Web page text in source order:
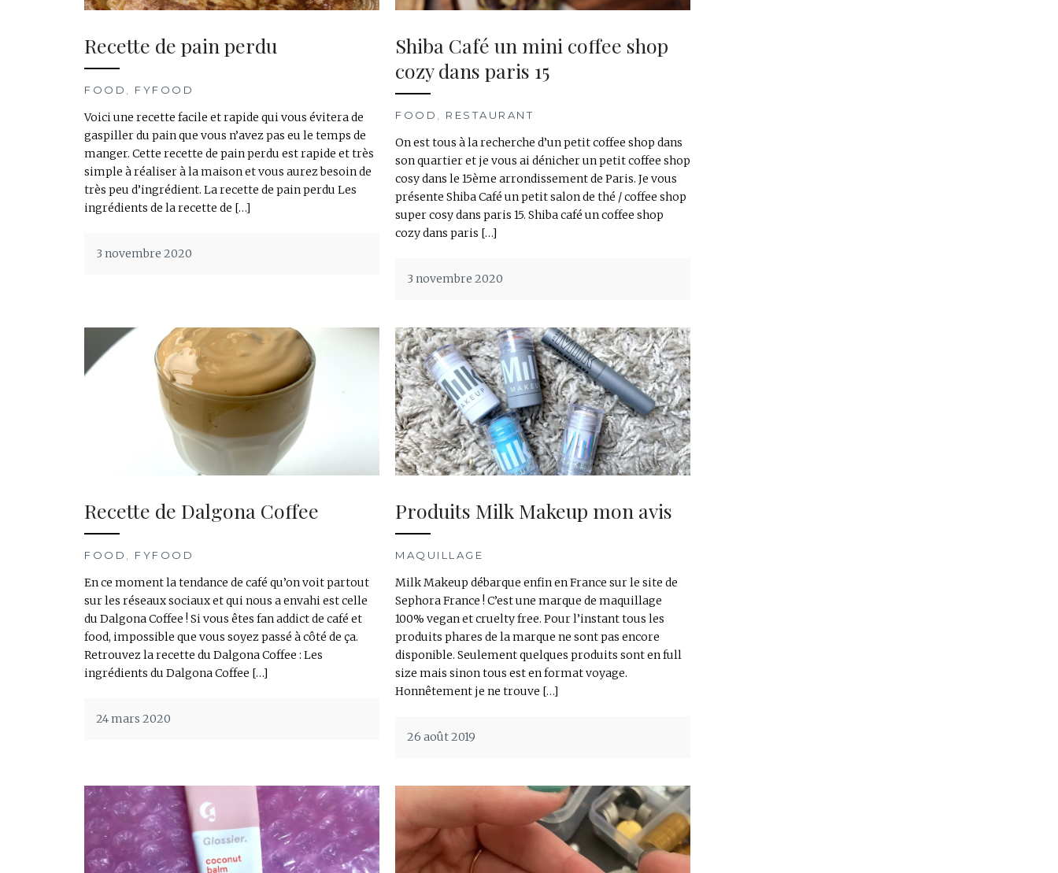
Recette de pain perdu
FOOD FYFOOD
Voici une recette facile et rapide qui vous évitera de
gaspiller du pain que vous n’avez pas eu le temps de
manger. Cette recette de pain perdu est rapide et très
simple à réaliser à la maison et vous aurez besoin de
très peu d’ingrédient. La recette de pain perdu Les
ingrédients de la recette de […]
3 novembre 2020
Shiba Café un mini coffee shop
cozy dans paris 15
FOOD RESTAURANT
On est tous à la recherche d’un petit coffee shop dans
son quartier et je vous ai dénicher un petit coffee shop
cosy dans le 15ème arrondissement de Paris. Je vous
présente Shiba Café un petit salon de thé / coffee shop
super cosy dans paris 15. Shiba café un coffee shop
cozy dans paris […]
3 novembre 2020
Recette de Dalgona Coffee
FOOD FYFOOD
En ce moment la tendance de café qu’on voit partout
sur les réseaux sociaux et qui nous a envahi est celle
du Dalgona Coffee ! Si vous êtes fan addict de café et
food, impossible que vous soyez passé à côté de ça.
Retrouvez la recette du Dalgona Coffee : Les
ingrédients du Dalgona Coffee […]
24 mars 2020
Produits Milk Makeup mon avis
MAQUILLAGE
Milk Makeup débarque enfin en France sur le site de
Sephora France ! C’est une marque de maquillage
100% vegan et cruelty free. Pour l’instant tous les
produits phares de la marque ne sont pas encore
disponible. Seulement quelques produits sont en full
size mais sinon tous est en format voyage.
Honnêtement je ne trouve […]
26 août 2019